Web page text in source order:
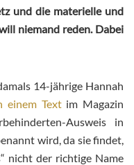
und die materielle und
niemand reden. Dabei
14-jährige Hannah
einem Textim Magazin
Ausweis in
wird, da sie findet,
nicht der richtige Name